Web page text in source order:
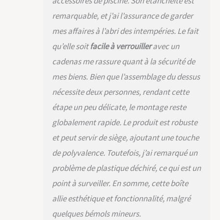
pour la commodité
de l'utilisateur, ce
rangement de
coussin d'extérieur
comprend des
pour un transport
facile, un couvercle
sécurisé (verrou non
inclus), et des
hydrauliques pour
éviter les
claquements
accidentels, assurant
facilité d'utilisation et
sécurité Design
élégant et
fonctionnel : notre
remarquable, et j’ai l’assurance de garder
mes affaires à l’abri des intempéries. Le fait
qu’elle soitfacile à verrouilleravec un
cadenas me rassure quant à la sécurité de
mes biens. Bien que l’assemblage du dessus
nécessite deux personnes, rendant cette
étape un peu délicate, le montage reste
globalement rapide. Le produit est robuste
et peut servir de siège, ajoutant une touche
de polyvalence. Toutefois, j’ai remarqué un
problème de plastique déchiré, ce qui est un
point à surveiller. En somme, cette boîte
allie esthétique et fonctionnalité, malgré
quelques bémols mineurs.